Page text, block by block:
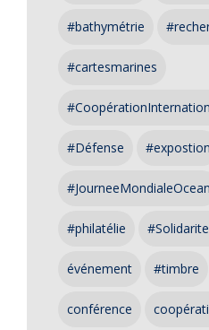
#bathymétrie
#cartesmarines
#Défense #expostion
#JourneeMondialeOcean
#philatélie
événement #timbre
conférence